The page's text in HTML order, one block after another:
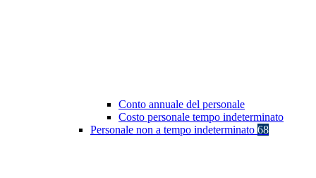
Conto annuale del personale
Costo personale tempo indeterminato
Personale non a tempo indeterminato 68